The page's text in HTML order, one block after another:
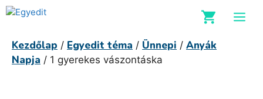
Kilépés
Kezdőlap / Egyedit téma / Ünnepi / Anyák
Napja / 1 gyerekes vászontáska